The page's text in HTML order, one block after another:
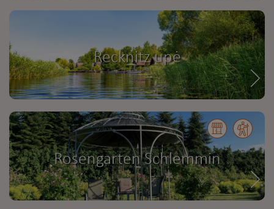
Recknitz upė
Rosengarten Schlemmin